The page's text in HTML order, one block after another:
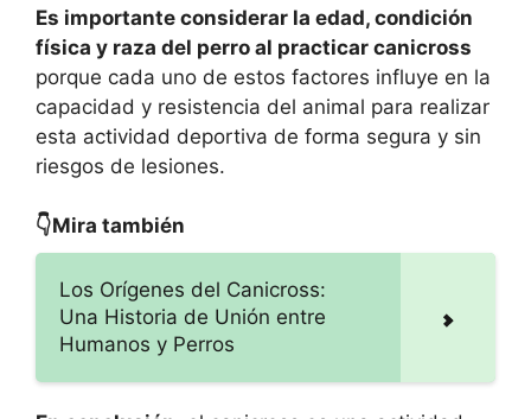
Es importante considerar la edad, condición
física y raza del perro al practicar canicross
porque cada uno de estos factores influye en la
capacidad y resistencia del animal para realizar
esta actividad deportiva de forma segura y sin
riesgos de lesiones.
👇Mira también
Los Orígenes del Canicross:
Una Historia de Unión entre
Humanos y Perros